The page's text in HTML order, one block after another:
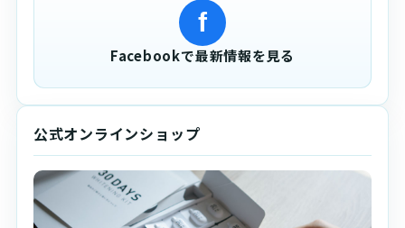
f
Facebookで最新情報を見る
公式オンラインショップ